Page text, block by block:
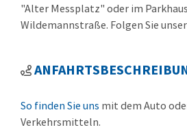
"Alter Messplatz" oder im
Wildemannstraße. Folgen Sie
So finden Sie uns mit dem Auto
Verkehrsmitteln.